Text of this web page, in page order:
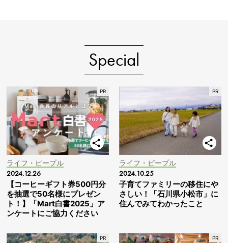
Special
ライフ・ピープル
2024.12.26
【コーヒーギフト券500円分
を抽選で50名様にプレゼン
ト！】「Mart白書2025」ア
ンケートにご協力ください
ライフ・ピープル
2024.10.25
子育てファミリーの移住にや
さしい！「石川県小松市」に
住んでみてわかったこと